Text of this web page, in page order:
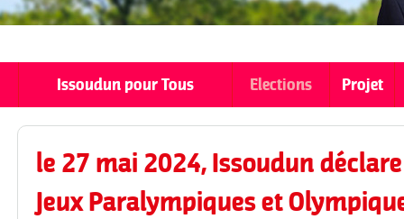
Issoudun pour Tous Elections Projet
le 27 mai 2024, Issoudun
Jeux Paralympiques et